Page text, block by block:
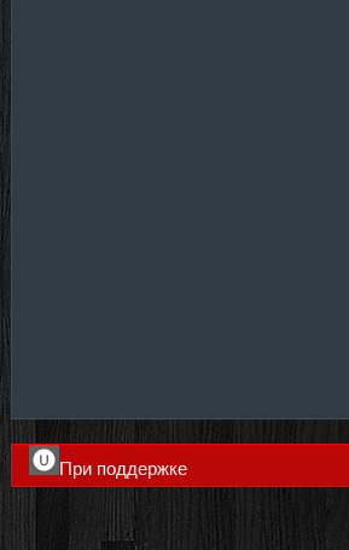
При поддержке